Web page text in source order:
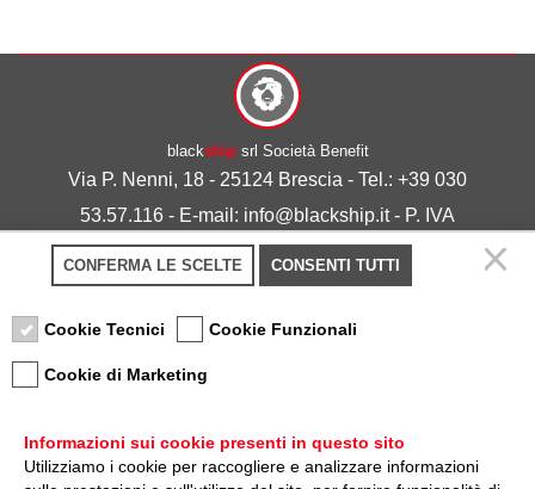
blackshipsrl Società Benefit
Via P. Nenni, 18 - 25124 Brescia - Tel.: +39 030
53.57.116 - E-mail: info@blackship.it - P. IVA
03492980986
Privacy policy-Cookie policy
CONFERMA LE SCELTE CONSENTI TUTTI
Cookie Tecnici Cookie Funzionali
Cookie di Marketing
Informazioni sui cookie presenti in questo sito
Utilizziamo i cookie per raccogliere e analizzare informazioni